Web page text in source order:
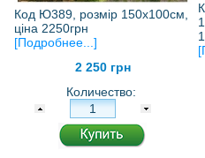
Код Ю389, розмір 150х100см,
ціна 2250грн
[Подробнее...]
2 250 грн
Количество: